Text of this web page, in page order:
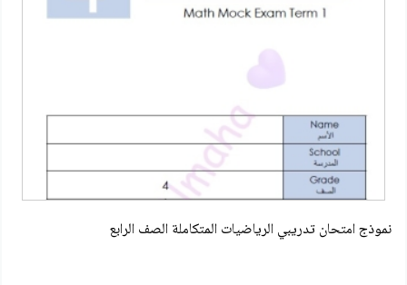
نموذج امتحان تدريبي الرياضيات المتكاملة الصف الرابع